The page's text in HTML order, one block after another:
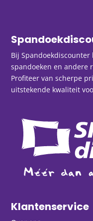
Bij
spandoeken en andere
Profiteer van scherpe
uitstekende kwaliteit
Klantenservice